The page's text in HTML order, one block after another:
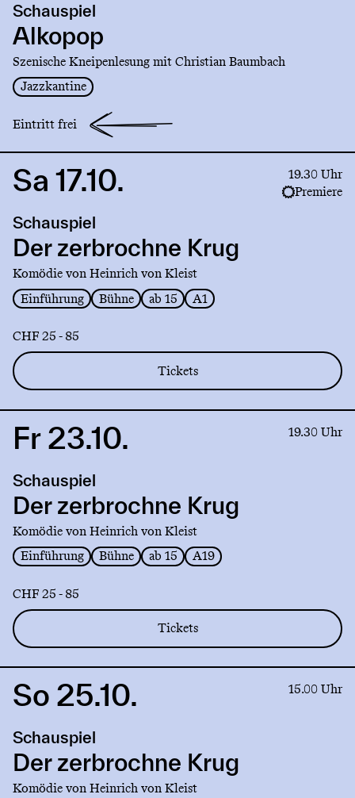
Alkopop
Schauspiel
Alkopop
Szenische Kneipenlesung mit Christian Baumbach
Jazzkantine
Eintritt frei
Link
Der
zerbrochne
Krug
Sa 17.10.
19.30 Uhr
Premiere
Schauspiel
Der zerbrochne Krug
Komödie von Heinrich von Kleist
Einführung
Bühne ab 15 A1
CHF 25 - 85
Tickets
Link
Der
zerbrochne
Krug
Fr 23.10. 19.30 Uhr
Schauspiel
Der zerbrochne Krug
Komödie von Heinrich von Kleist
Einführung
Bühne ab 15 A19
CHF 25 - 85
Tickets
Link
Der
zerbrochne
Krug
So 25.10. 15.00 Uhr
Schauspiel
Der zerbrochne Krug
Komödie von Heinrich von Kleist